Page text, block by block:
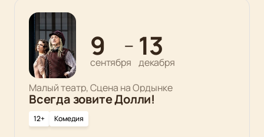
9
сентября
— 13
декабря
Малый театр, Сцена на Ордынке
Всегда зовите Долли!
12+ Комедия